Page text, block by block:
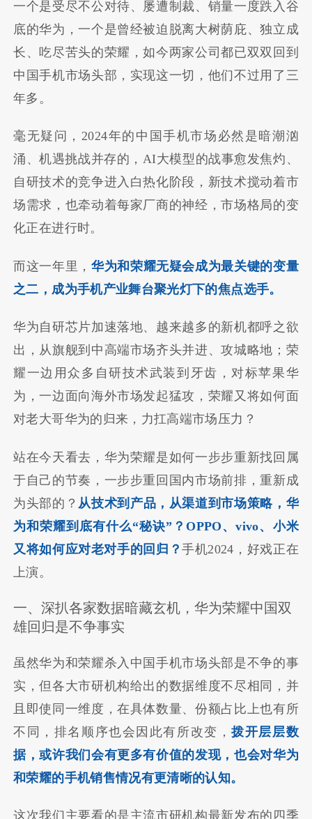
一个是受尽不公对待、屡遭制裁、销量一度跌入谷
底的华为，一个是曾经被迫脱离大树荫庇、独立成
长、吃尽苦头的荣耀，如今两家公司都已双双回到
中国手机市场头部，实现这一切，他们不过用了三
年多。
毫无疑问，2024年的中国手机市场必然是暗潮汹
涌、机遇挑战并存的，AI大模型的战事愈发焦灼、
自研技术的竞争进入白热化阶段，新技术搅动着市
场需求，也牵动着每家厂商的神经，市场格局的变
化正在进行时。
而这一年里， 华为和荣耀无疑会成为最关键的变量
之二，成为手机产业舞台聚光灯下的焦点选手。
华为自研芯片加速落地、越来越多的新机都呼之欲
出，从旗舰到中高端市场齐头并进、攻城略地；荣
耀一边用众多自研技术武装到牙齿，对标苹果华
为，一边面向海外市场发起猛攻，荣耀又将如何面
对老大哥华为的归来，力扛高端市场压力？
站在今天看去，华为荣耀是如何一步步重新找回属
于自己的节奏，一步步重回国内市场前排，重新成
为头部的？ 从技术到产品，从渠道到市场策略，华
为和荣耀到底有什么“秘诀”？OPPO、vivo、小米
又将如何应对老对手的回归？手机2024，好戏正在
上演。
一、深扒各家数据暗藏玄机，华为荣耀中国双
雄回归是不争事实
虽然华为和荣耀杀入中国手机市场头部是不争的事
实，但各大市研机构给出的数据维度不尽相同，并
且即使同一维度，在具体数量、份额占比上也有所
不同，排名顺序也会因此有所改变，拨开层层数
据，或许我们会有更多有价值的发现，也会对华为
和荣耀的手机销售情况有更清晰的认知。
这次我们主要看的是主流市研机构最新发布的四季